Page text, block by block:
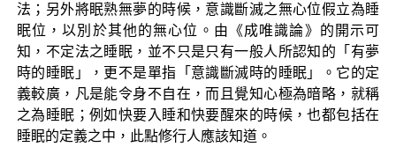
法；另外將眠熟無夢的時候，意識斷滅之無心位假立為睡
眠位，以別於其他的無心位。由《成唯識論》的開示可
知，不定法之睡眠，並不只是只有一般人所認知的「有夢
時的睡眠」，更不是單指「意識斷滅時的睡眠」。它的定
義較廣，凡是能令身不自在，而且覺知心極為暗略，就稱
之為睡眠；例如快要入睡和快要醒來的時候，也都包括在
睡眠的定義之中，此點修行人應該知道。